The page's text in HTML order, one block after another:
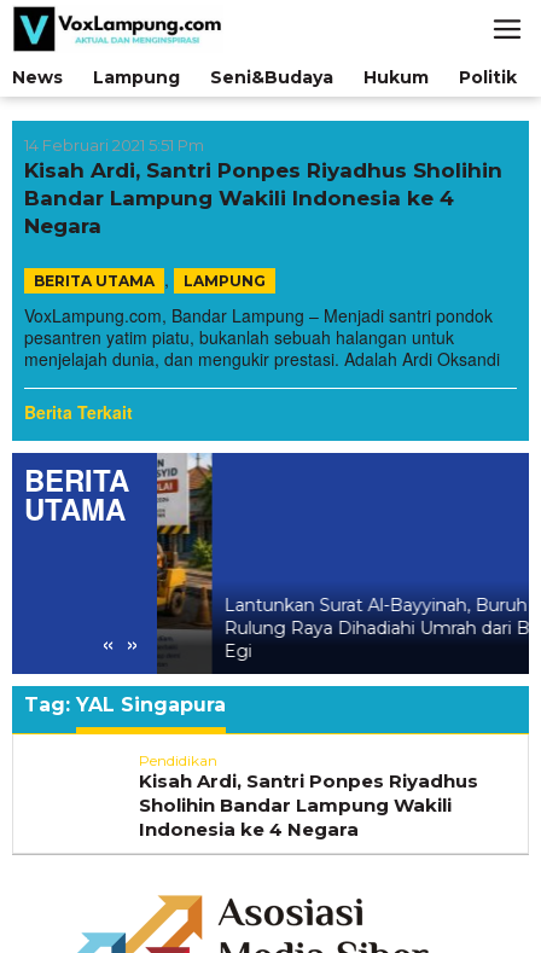
Lewati
konten
News
Lampung Seni&Budaya Hukum Politik
14 Februari 2021 5:51 Pm
Kisah Ardi, Santri Ponpes Riyadhus Sholihin
Bandar Lampung Wakili Indonesia ke 4
Negara
BERITA UTAMA , LAMPUNG
VoxLampung.com, Bandar Lampung – Menjadi santri pondok
pesantren yatim piatu, bukanlah sebuah halangan untuk
menjelajah dunia, dan mengukir prestasi. Adalah Ardi Oksandi
Berita Terkait
BERITA
UTAMA
« »
Lantunkan Surat Al-Bayyinah, Buruh di
Rulung Raya Dihadiahi Umrah dari Bupati
Egi
Tag: YAL Singapura
Pendidikan
Kisah Ardi, Santri Ponpes Riyadhus
Sholihin Bandar Lampung Wakili
Indonesia ke 4 Negara